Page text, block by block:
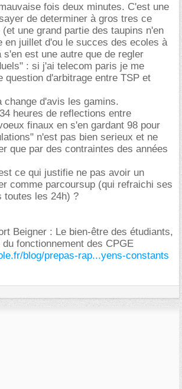
fois deux minutes. C'est une
de determiner à gros tres ce
une grand partie des taupins n'en
en juillet d'ou le succes des ecoles à
s'en est une autre que de regler
: si j'ai telecom paris je me
question d'arbitrage entre TSP et
change d'avis les gamins.
heures de reflections entre
finaux en s'en gardant 98 pour
n'est pas bien serieux et ne
que par des contraintes des années
ce qui justifie ne pas avoir un
comme parcoursup (qui refraichi ses
toutes les 24h) ?
Beigner : Le bien-être des étudiants,
fonctionnement des CPGE
blog/prepas-rap...yens-constants